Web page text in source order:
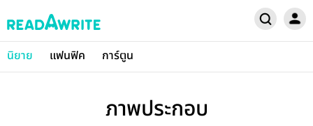
นิยาย แฟนฟิค การ์ตูน
ภาพประกอบ